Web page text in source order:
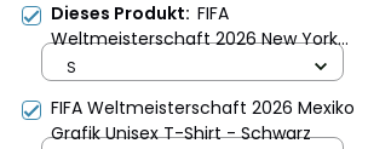
Dieses Produkt: FIFA
Weltmeisterschaft 2026 New York
New Jersey Flammen Poster Grafik T-
S
FIFA Weltmeisterschaft 2026 Mexiko
Grafik Unisex T-Shirt - Schwarz